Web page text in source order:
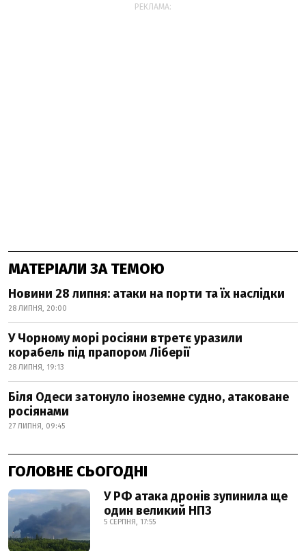
РЕКЛАМА:
МАТЕРІАЛИ ЗА ТЕМОЮ
Новини 28 липня: атаки на порти та їх наслідки
28 ЛИПНЯ, 20:00
У Чорному морі росіяни втретє уразили
корабель під прапором Ліберії
28 ЛИПНЯ, 19:13
Біля Одеси затонуло іноземне судно, атаковане
росіянами
27 ЛИПНЯ, 09:45
ГОЛОВНЕ СЬОГОДНІ
У РФ атака дронів зупинила ще
один великий НПЗ
5 СЕРПНЯ, 17:55